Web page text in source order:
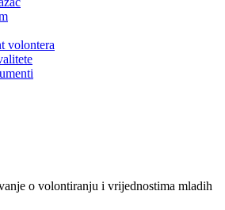
volontera
o volontiranju i vrijednostima mladih